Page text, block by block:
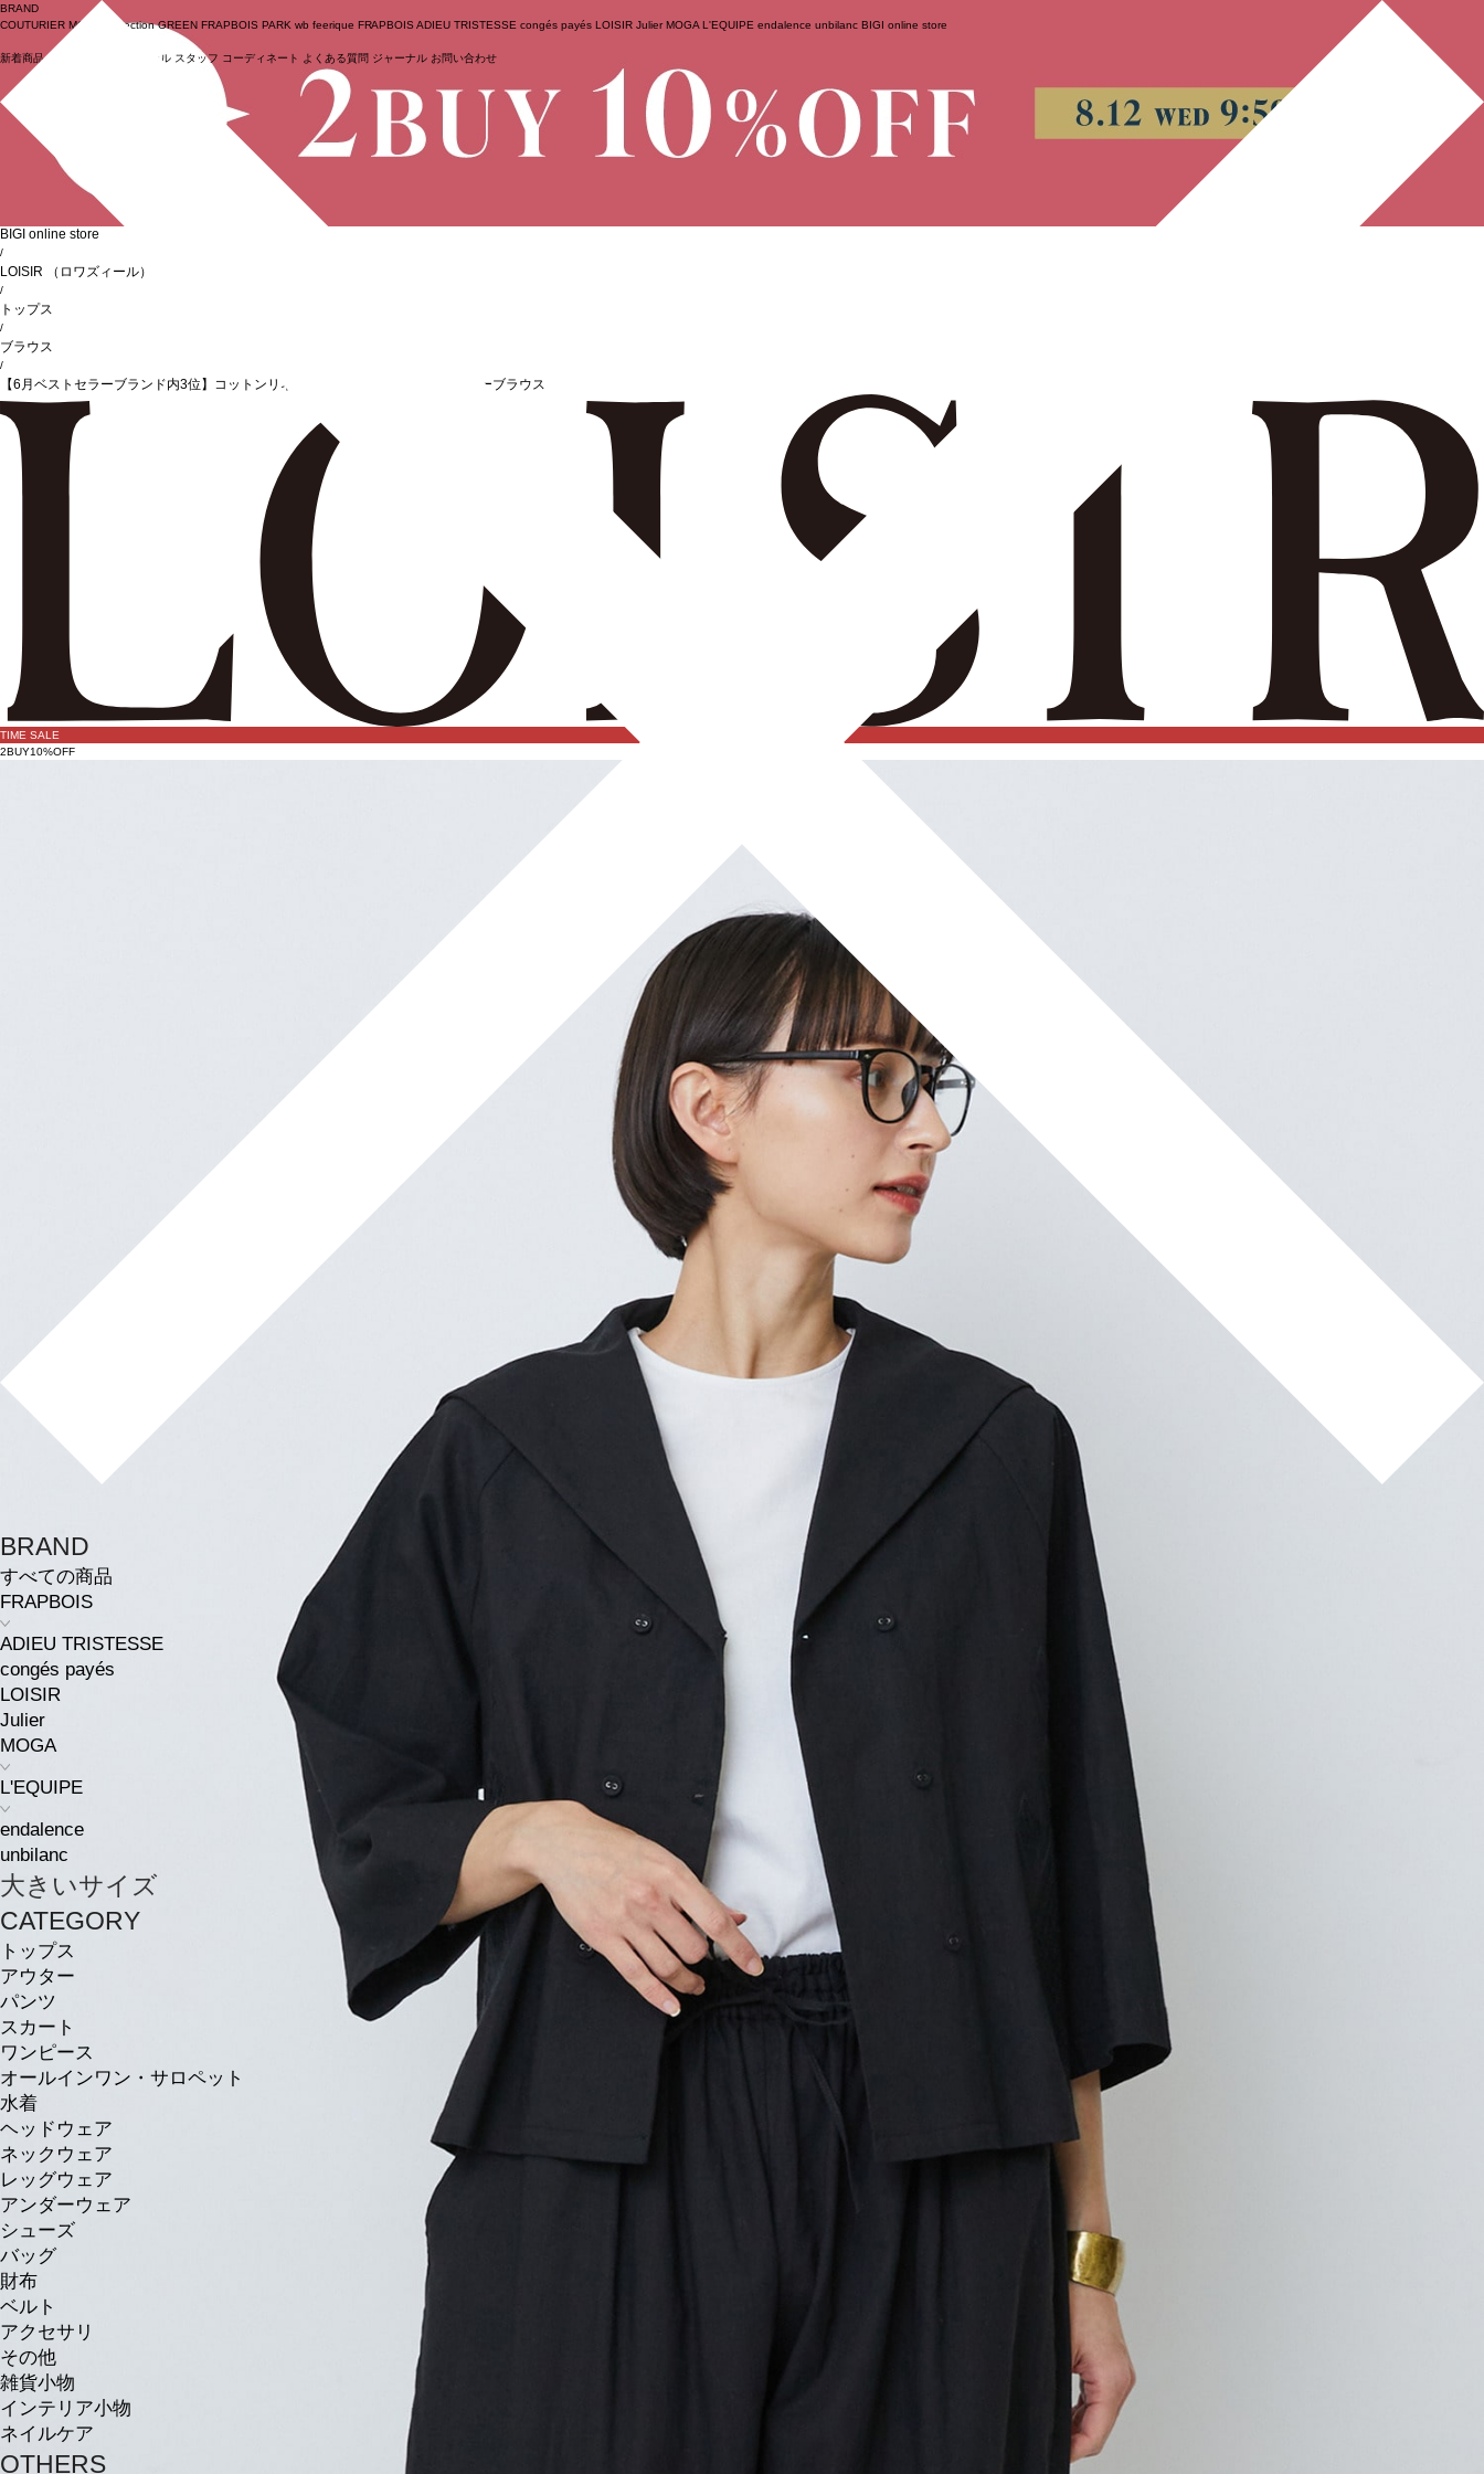
ログイン
BRAND
COUTURIER MOGA Collection GREEN FRAPBOIS PARK wb feerique FRAPBOIS ADIEU TRISTESSE congés payés LOISIR Julier MOGA L'EQUIPE endalence unbilanc BIGI online store
新着商品 (ライブ) セール スタッフ コーディネート よくある質問 ジャーナル お問い合わせ
BRAND
すべての商品
FRAPBOIS
ADIEU TRISTESSE
congés payés
LOISIR
Julier
MOGA
L'EQUIPE
endalence
unbilanc
大きいサイズ
CATEGORY
トップス
アウター
パンツ
スカート
ワンピース
オールインワン・サロペット
水着
ヘッドウェア
ネックウェア
レッグウェア
アンダーウェア
シューズ
バッグ
財布
ベルト
アクセサリ
その他
雑貨小物
インテリア小物
ネイルケア
OTHERS
BIGI online store
/
LOISIR （ロワズィール）
/
トップス
/
ブラウス
/
【6月ベストセラーブランド内3位】コットンリネンクロス刺繍入りセーラーカラーブラウス
TIME SALE
2BUY10%OFF